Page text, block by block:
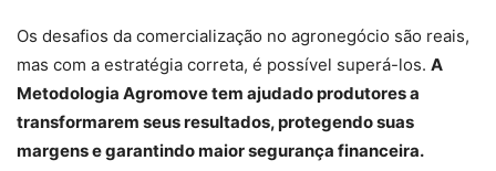
Os desafios da comercialização no agronegócio são reais,
mas com a estratégia correta, é possível superá-los. A
Metodologia Agromove tem ajudado produtores a
transformarem seus resultados, protegendo suas
margens e garantindo maior segurança financeira.